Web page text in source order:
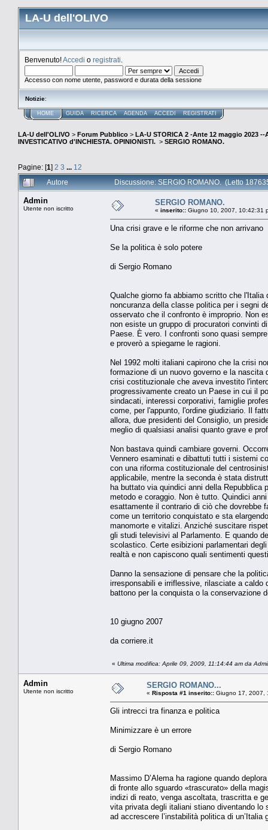
LA-U dell'OLIVO
Benvenuto!Accedi o registrati
Accesso con nome utente, password e durata della sessione
Notizie:
HOME GUIDA RICERCA AGENDA ACCEDI REGISTRATI
LA-U dell'OLIVO > Forum Pubblico > LA-U STORICA 2 -Ante 12 maggio 2023 --
INVESTICATIVO d'INCHIESTA. OPINIONISTI. > SERGIO ROMANO.
Pagine: [1] 2 3 ... 12
Autore
Discussione: SERGIO ROMANO. (Letto
Admin
Utente non iscritto
SERGIO ROMANO.
« inserito:: Giugno 10, 2007, 10:42:31
Una crisi grave e le riforme che non arrivano
Se la politica è solo potere
di Sergio Romano
Qualche giorno fa abbiamo scritto che
noncuranza della classe politica per i segni
osservato che il confronto è improprio. Non
non esiste un gruppo di procuratori convinti
Paese. È vero. I confronti sono quasi
e proverò a spiegarne le ragioni.
Nel 1992 molti italiani capirono che la crisi
formazione di un nuovo governo e la
crisi costituzionale che aveva investito
progressivamente creato un Paese in cui il
sindacati, interessi corporativi, famiglie
come, per l'appunto, l'ordine giudiziario. Il
allora, due presidenti del Consiglio, un
meglio di qualsiasi analisi quanto grave e
Non bastava quindi cambiare governi.
Vennero esaminati e dibattuti tutti i sistemi
con una riforma costituzionale del
applicabile, mentre la seconda è stata
ha buttato via quindici anni della Repubblica
metodo e coraggio. Non è tutto. Quindici
esattamente il contrario di ciò che dovrebbe
come un territorio conquistato e sta
manomorte e vitalizi. Anziché suscitare
gli studi televisivi al Parlamento. E quando
scolastico. Certe esibizioni parlamentari
realtà e non capiscono quali sentimenti
Danno la sensazione di pensare che la
irresponsabili e irriflessive, rilasciate a caldo
battono per la conquista o la conservazione
10 giugno 2007
da corriere.it
« Ultima modifica: Aprile 09, 2009, 11:14:44 am da
Admin
Utente non iscritto
SERGIO ROMANO...
« Risposta #1 inserito:: Giugno 17, 2007,
Gli intrecci tra finanza e politica
Minimizzare è un errore
di Sergio Romano
Massimo D’Alema ha ragione quando
di fronte allo sguardo «trascurato» della
indizi di reato, venga ascoltata, trascritta e
vita privata degli italiani stiano diventando lo
ad accrescere l’instabilità politica di